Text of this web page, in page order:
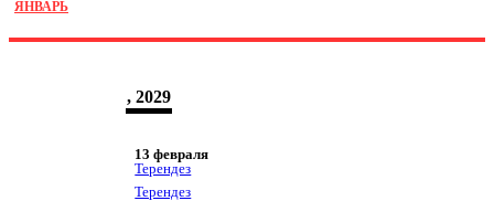
ЯНВАРЬ
, 2029
13 февраля
Терендез
Терендез